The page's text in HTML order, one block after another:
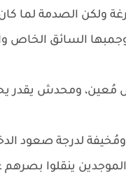
ولكن الصدمة لما
السائق الخاص
ومحدش يقدر
ومُخيفة لدرجة صعود
ينقلوا بصرهم